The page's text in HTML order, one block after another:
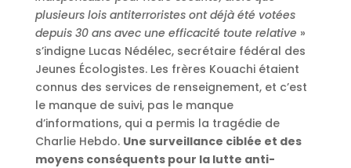
plusieurs lois antiterroristes ont déjà été votées
depuis 30 ans avec une efficacité toute relative »
s’indigne Lucas Nédélec, secrétaire fédéral des
Jeunes Écologistes. Les frères Kouachi étaient
connus des services de renseignement, et c’est
le manque de suivi, pas le manque
d’informations, qui a permis la tragédie de
Charlie Hebdo. Une surveillance ciblée et des
moyens conséquents pour la lutte anti-